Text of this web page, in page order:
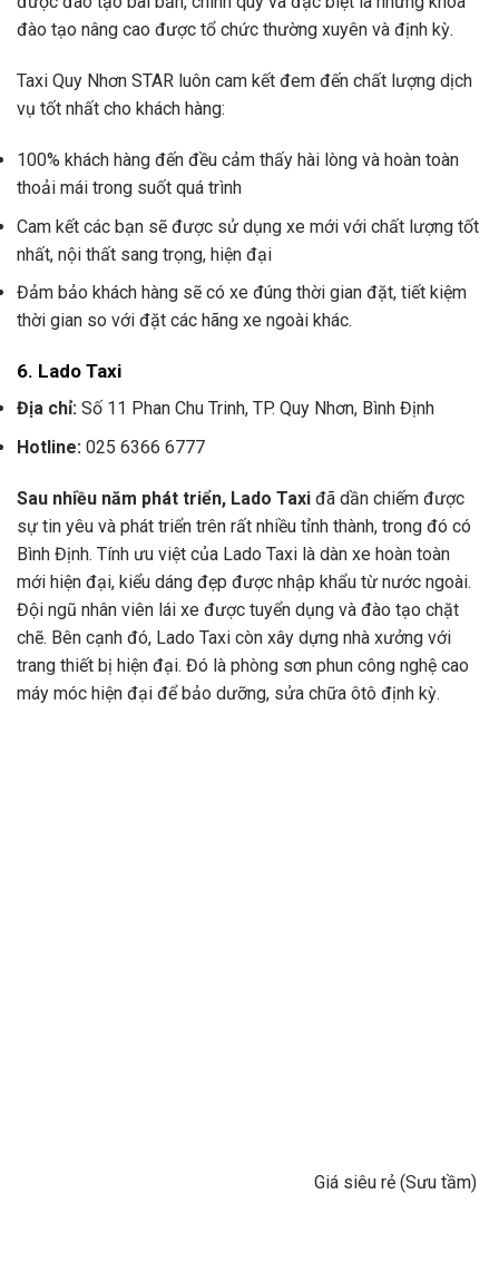
đào tạo nâng cao được tổ chức thường xuyên và định kỳ.
Taxi Quy Nhơn STAR luôn cam kết đem đến chất lượng dịch
vụ tốt nhất cho khách hàng:
100% khách hàng đến đều cảm thấy hài lòng và hoàn toàn
thoải mái trong suốt quá trình
Cam kết các bạn sẽ được sử dụng xe mới với chất lượng tốt
nhất, nội thất sang trọng, hiện đại
Đảm bảo khách hàng sẽ có xe đúng thời gian đặt, tiết kiệm
thời gian so với đặt các hãng xe ngoài khác.
6. Lado Taxi
Địa chỉ: Số 11 Phan Chu Trinh, TP. Quy Nhơn, Bình Định
Hotline: 025 6366 6777
Sau nhiều năm phát triển, Lado Taxi đã dần chiếm được
sự tin yêu và phát triển trên rất nhiều tỉnh thành, trong đó có
Bình Định. Tính ưu việt của Lado Taxi là dàn xe hoàn toàn
mới hiện đại, kiểu dáng đẹp được nhập khẩu từ nước ngoài.
Đội ngũ nhân viên lái xe được tuyển dụng và đào tạo chặt
chẽ. Bên cạnh đó, Lado Taxi còn xây dựng nhà xưởng với
trang thiết bị hiện đại. Đó là phòng sơn phun công nghệ cao
máy móc hiện đại để bảo dưỡng, sửa chữa ôtô định kỳ.
Giá siêu rẻ (Sưu tầm)